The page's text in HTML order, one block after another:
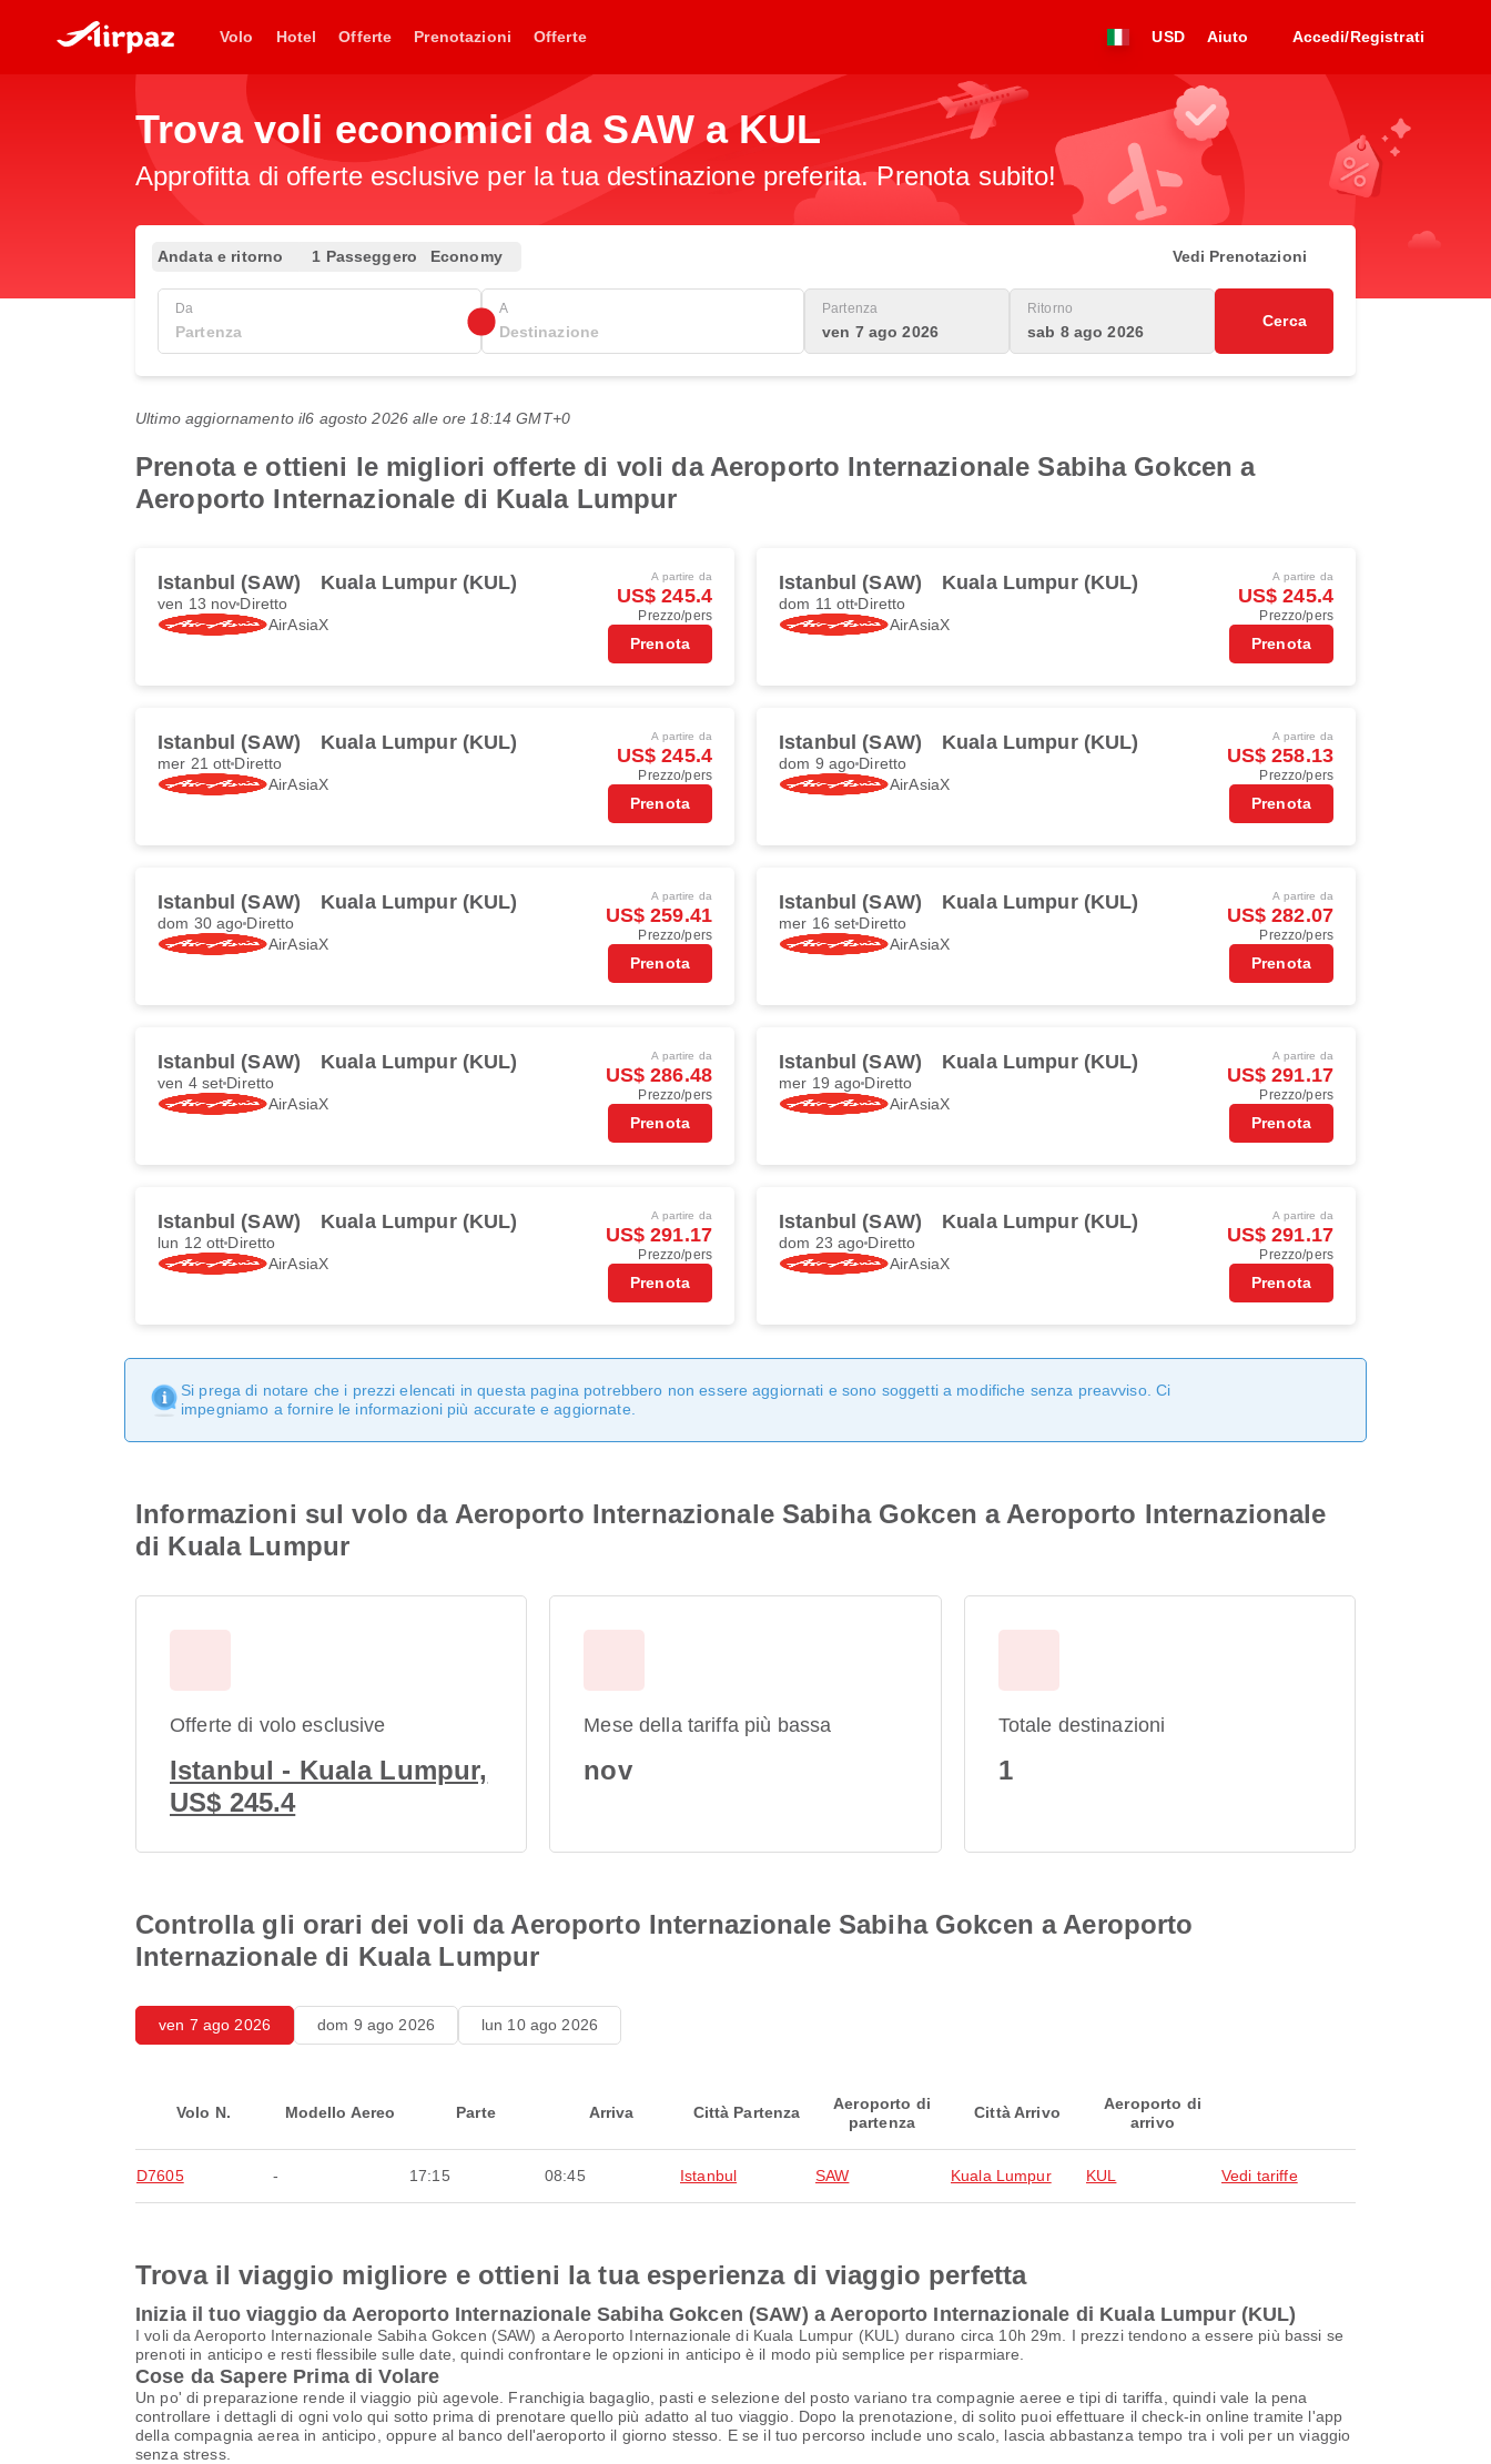
Volo Hotel Offerte Prenotazioni Offerte USD Aiuto Accedi/Registrati
Trova voli economici da SAW a KUL
Approfitta di offerte esclusive per la tua destinazione preferita. Prenota subito!
Andata e ritorno 1 Passeggero Economy Vedi Prenotazioni
Da A Partenza
ven 7 ago 2026
Ritorno
sab 8 ago 2026
Cerca
Ultimo aggiornamento il6 agosto 2026 alle ore 18:14 GMT+0
Prenota e ottieni le migliori offerte di voli da Aeroporto Internazionale Sabiha Gokcen a
Aeroporto Internazionale di Kuala Lumpur
Istanbul (SAW) Kuala Lumpur (KUL)
ven 13 nov Diretto
AirAsiaX
A partire da
US$ 245.4
Prezzo/pers
Prenota
Istanbul (SAW) Kuala Lumpur (KUL)
dom 11 ott Diretto
AirAsiaX
A partire da
US$ 245.4
Prezzo/pers
Prenota
Istanbul (SAW) Kuala Lumpur (KUL)
mer 21 ott Diretto
AirAsiaX
A partire da
US$ 245.4
Prezzo/pers
Prenota
Istanbul (SAW) Kuala Lumpur (KUL)
dom 9 ago Diretto
AirAsiaX
A partire da
US$ 258.13
Prezzo/pers
Prenota
Istanbul (SAW) Kuala Lumpur (KUL)
dom 30 ago Diretto
AirAsiaX
A partire da
US$ 259.41
Prezzo/pers
Prenota
Istanbul (SAW) Kuala Lumpur (KUL)
mer 16 set Diretto
AirAsiaX
A partire da
US$ 282.07
Prezzo/pers
Prenota
Istanbul (SAW) Kuala Lumpur (KUL)
ven 4 set Diretto
AirAsiaX
A partire da
US$ 286.48
Prezzo/pers
Prenota
Istanbul (SAW) Kuala Lumpur (KUL)
mer 19 ago Diretto
AirAsiaX
A partire da
US$ 291.17
Prezzo/pers
Prenota
Istanbul (SAW) Kuala Lumpur (KUL)
lun 12 ott Diretto
AirAsiaX
A partire da
US$ 291.17
Prezzo/pers
Prenota
Istanbul (SAW) Kuala Lumpur (KUL)
dom 23 ago Diretto
AirAsiaX
A partire da
US$ 291.17
Prezzo/pers
Prenota
Si prega di notare che i prezzi elencati in questa pagina potrebbero non essere aggiornati e sono soggetti a modifiche senza preavviso. Ci
impegniamo a fornire le informazioni più accurate e aggiornate.
Informazioni sul volo da Aeroporto Internazionale Sabiha Gokcen a Aeroporto Internazionale
di Kuala Lumpur
Offerte di volo esclusive
Istanbul - Kuala Lumpur,
US$ 245.4
Mese della tariffa più bassa
nov
Totale destinazioni
1
Controlla gli orari dei voli da Aeroporto Internazionale Sabiha Gokcen a Aeroporto
Internazionale di Kuala Lumpur
ven 7 ago 2026 dom 9 ago 2026 lun 10 ago 2026
Volo N. Modello Aereo Parte Arriva Città Partenza
Aeroporto di
partenza
Città Arrivo
Aeroporto di
arrivo
D7605 - 17:15 08:45 Istanbul SAW Kuala Lumpur KUL Vedi tariffe
Trova il viaggio migliore e ottieni la tua esperienza di viaggio perfetta
Inizia il tuo viaggio da Aeroporto Internazionale Sabiha Gokcen (SAW) a Aeroporto Internazionale di Kuala Lumpur (KUL)
I voli da Aeroporto Internazionale Sabiha Gokcen (SAW) a Aeroporto Internazionale di Kuala Lumpur (KUL) durano circa 10h 29m. I prezzi tendono a essere più bassi se
prenoti in anticipo e resti flessibile sulle date, quindi confrontare le opzioni in anticipo è il modo più semplice per risparmiare.
Cose da Sapere Prima di Volare
Un po' di preparazione rende il viaggio più agevole. Franchigia bagaglio, pasti e selezione del posto variano tra compagnie aeree e tipi di tariffa, quindi vale la pena
controllare i dettagli di ogni volo qui sotto prima di prenotare quello più adatto al tuo viaggio. Dopo la prenotazione, di solito puoi effettuare il check-in online tramite l'app
della compagnia aerea in anticipo, oppure al banco dell'aeroporto il giorno stesso. E se il tuo percorso include uno scalo, lascia abbastanza tempo tra i voli per un viaggio
senza stress.